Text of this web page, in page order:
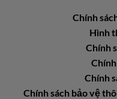
Chính
Hình
Chính
Chính
Chính sách bảo vệ